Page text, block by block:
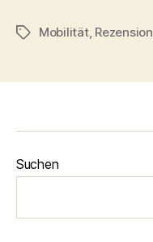
Schlagwörter
Mobilität, Rezension
Suchen